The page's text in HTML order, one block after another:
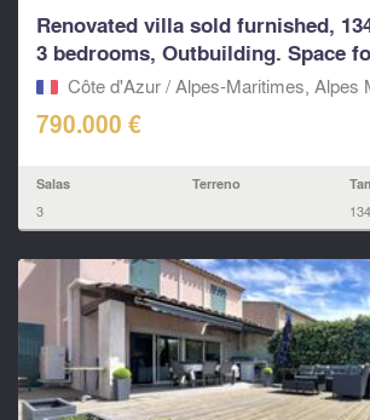
Renovated villa sold furnished,
3 bedrooms, Outbuilding. Space
Côte d'Azur / Alpes-Maritimes, Alpes
790.000 €
Salas
3
Terreno